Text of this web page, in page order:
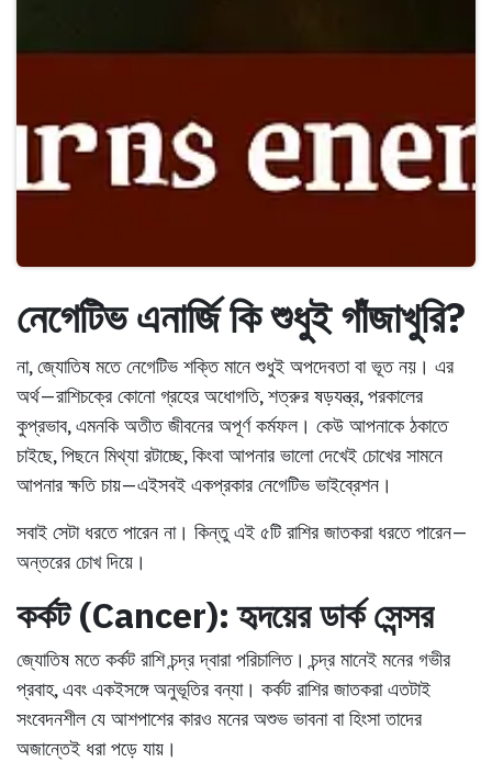
নেগেটিভ এনার্জি কি শুধুই গাঁজাখুরি?
না, জ্যোতিষ মতে নেগেটিভ শক্তি মানে শুধুই অপদেবতা বা ভূত নয়। এর
অর্থ—রাশিচক্রে কোনো গ্রহের অধোগতি, শত্রুর ষড়যন্ত্র, পরকালের
কুপ্রভাব, এমনকি অতীত জীবনের অপূর্ণ কর্মফল। কেউ আপনাকে ঠকাতে
চাইছে, পিছনে মিথ্যা রটাচ্ছে, কিংবা আপনার ভালো দেখেই চোখের সামনে
আপনার ক্ষতি চায়—এইসবই একপ্রকার নেগেটিভ ভাইব্রেশন।
সবাই সেটা ধরতে পারেন না। কিন্তু এই ৫টি রাশির জাতকরা ধরতে পারেন—
অন্তরের চোখ দিয়ে।
কর্কট (Cancer): হৃদয়ের ডার্ক সেন্সর
জ্যোতিষ মতে কর্কট রাশি চন্দ্র দ্বারা পরিচালিত। চন্দ্র মানেই মনের গভীর
প্রবাহ, এবং একইসঙ্গে অনুভূতির বন্যা। কর্কট রাশির জাতকরা এতটাই
সংবেদনশীল যে আশপাশের কারও মনের অশুভ ভাবনা বা হিংসা তাদের
অজান্তেই ধরা পড়ে যায়।